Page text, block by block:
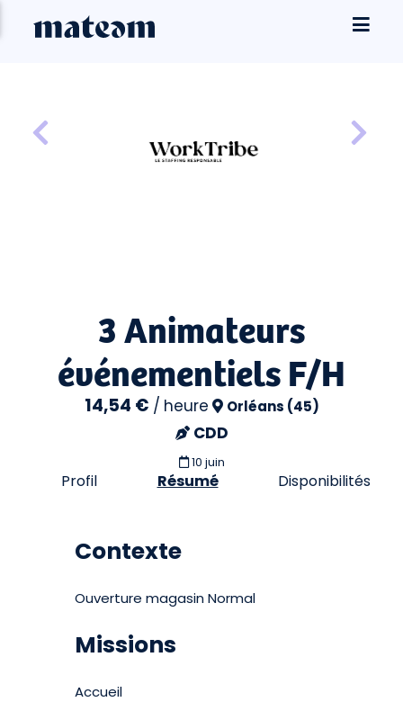
3 Animateurs
événementiels F/H
14,54 € / heure Orléans (45)
CDD
10 juin
Profil Résumé Disponibilités
Contexte
Ouverture magasin Normal
Missions
Accueil